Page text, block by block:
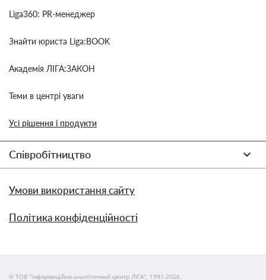
Liga360: PR-менеджер
Знайти юриста Liga:BOOK
Академія ЛІГА:ЗАКОН
Теми в центрі уваги
Усі рішення і продукти
Співробітництво
Умови використання сайту
Політика конфіденційності
© ТОВ "інформаційно-аналітичний центр ЛІГА", 1991-2026.